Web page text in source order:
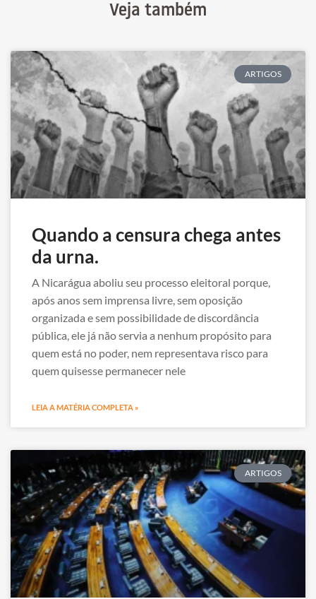
Veja também
ARTIGOS
Quando a censura chega antes
da urna.
A Nicarágua aboliu seu processo eleitoral porque,
após anos sem imprensa livre, sem oposição
organizada e sem possibilidade de discordância
pública, ele já não servia a nenhum propósito para
quem está no poder, nem representava risco para
quem quisesse permanecer nele
LEIA A MATÉRIA COMPLETA »
ARTIGOS